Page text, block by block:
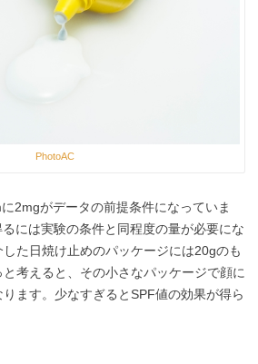
PhotoAC
2mgがデータの前提条件になっていま
には実験の条件と同程度の量が必要にな
た日焼け止めのパッケージには20gのも
考えると、その小さなパッケージで顔に
ます。少なすぎるとSPF値の効果が得ら